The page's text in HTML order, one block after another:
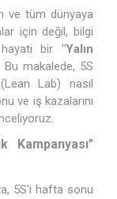
ve tüm dünyaya
için değil, bilgi
bir "Yalın
Bu makalede, 5S
Lab) nasıl
ve iş kazalarını
5S'i hafta sonu